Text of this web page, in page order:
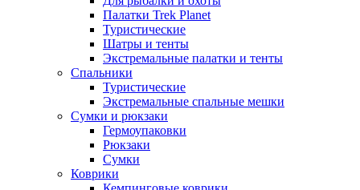
Палатки Trek Planet
Туристические
Шатры и тенты
Экстремальные палатки и тенты
Спальники
Туристические
Экстремальные спальные мешки
Сумки и рюкзаки
Гермоупаковки
Рюкзаки
Сумки
Коврики